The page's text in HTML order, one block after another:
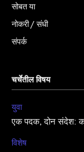
सोबत या
नोकरी / संधी
संपर्क
चर्चेतील विषय
युवा
एक पदक, दोन संदेश:
विशेष